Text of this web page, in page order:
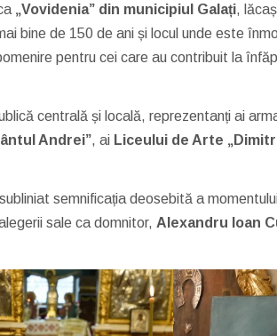
„Vovidenia” din municipiul Galați,
bine de 150 de ani și locul unde este
pentru cei care au contribuit la
centrală și locală, reprezentanți ai
Andrei”, ai Liceului de Arte
semnificația deosebită a
sale ca domnitor, Alexandru Ioan